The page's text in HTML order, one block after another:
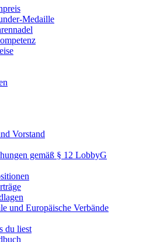
Medaille
Vorstand
gemäß § 12 LobbyG
und Europäische Verbände
du liest